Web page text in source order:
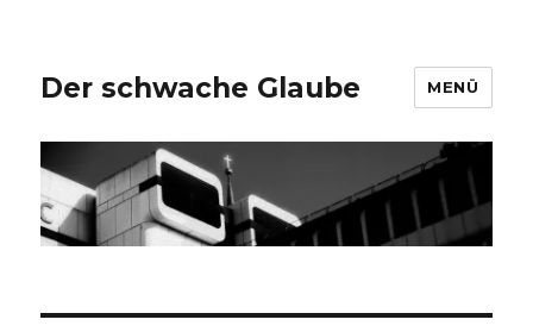
Der schwache Glaube MENÜ